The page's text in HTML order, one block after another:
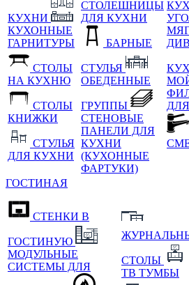
КУХНИ
КУХОННЫЕ
ГАРНИТУРЫ
СТОЛЫ
НА КУХНЮ
СТОЛЫ
КНИЖКИ
СТУЛЬЯ
ДЛЯ КУХНИ
СТОЛЕШНИЦЫ
ДЛЯ КУХНИ
БАРНЫЕ
СТУЛЬЯ
ОБЕДЕННЫЕ
ГРУППЫ
СТЕНОВЫЕ
ПАНЕЛИ ДЛЯ
КУХНИ
(КУХОННЫЕ
ФАРТУКИ)
ГОСТИНАЯ
СТЕНКИ В
ГОСТИНУЮ
МОДУЛЬНЫЕ
СИСТЕМЫ ДЛЯ
СТОЛЫ
ТВ ТУМБЫ